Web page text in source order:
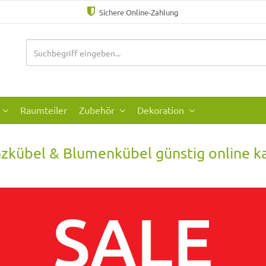
Sichere Online-Zahlung
Raumteiler Zubehör Dekoration
& Blumenkübel günstig online